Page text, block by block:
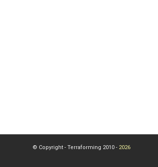
© Copyright - Terraforming 2010 - 2026